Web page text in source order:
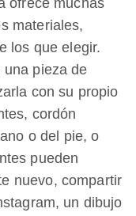
ofrece muchas
materiales,
los que elegir.
pieza de
con su propio
cordón
o del pie, o
pueden
nuevo, compartir
un dibujo